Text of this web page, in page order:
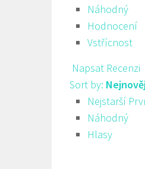
Náhodný
Hodnocení
Vstřícnost
Napsat Recenzi
Sort by:
Nejstarší
Náhodný
Hlasy